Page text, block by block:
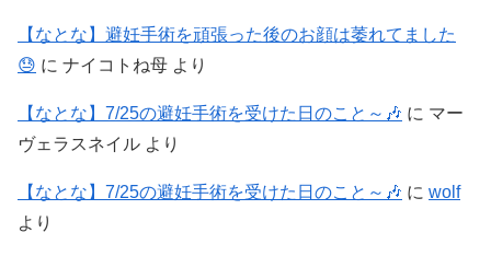
【なとな】避妊手術を頑張った後のお顔は萎れてました
😓 に ナイコトね母 より
【なとな】7/25の避妊手術を受けた日のこと～🎶 に マー
ヴェラスネイル より
【なとな】7/25の避妊手術を受けた日のこと～🎶 に wolf
より